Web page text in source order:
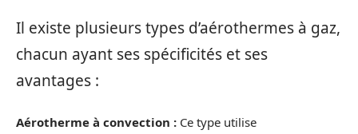
Il existe plusieurs types d’aérothermes à gaz,
chacun ayant ses spécificités et ses
avantages :
Aérotherme à convection : Ce type utilise